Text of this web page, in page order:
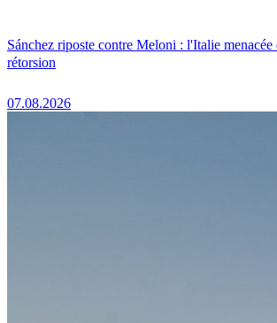
Sánchez riposte contre Meloni : l'Italie menacée
rétorsion
07.08.2026